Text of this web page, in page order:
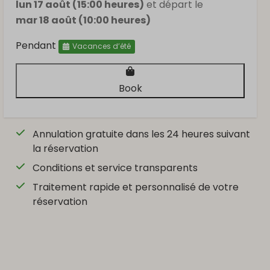
lun 17 août (15:00 heures) et départ le
mar 18 août (10:00 heures)
Pendant
Vacances d’été
Book
Annulation gratuite dans les 24 heures suivant
la réservation
Conditions et service transparents
Traitement rapide et personnalisé de votre
réservation